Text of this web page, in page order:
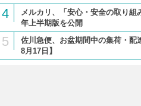
4
メルカリ、「安心・安全の取り
年上半期版を公開
5
佐川急便、お盆期間中の集荷・
8月17日】